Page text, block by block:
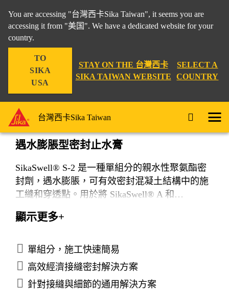
You are accessing "台灣西卡Sika Taiwan", it seems you are
accessing it from "美国". We have a dedicated website for your
country.
TO
SIKA
USA
STAY ON THE 台灣西卡
SIKA TAIWAN WEBSITE
SELECT A
COUNTRY
台灣西卡Sika Taiwan
SikaSwell® S-2
遇水膨脹型密封止水膏
SikaSwell® S-2 是一種單組分的親水性聚氨酯密
封劑，遇水膨脹，可有效密封混凝土結構中的施
工縫和穿透點。用於將 SikaSwell® A 和
顯示更多+
單組分，施工快速簡易
高效經濟接縫密封解決方案
針對接縫與細節的通用解決方案